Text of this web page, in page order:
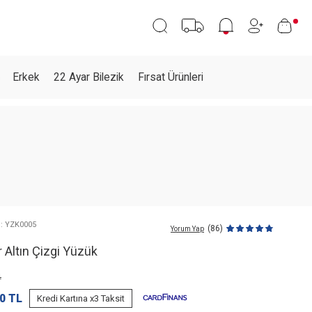
Erkek 22 Ayar Bilezik Fırsat Ürünleri
YZK0005 Yorum Yap (86)
Altın Çizgi Yüzük
TL Kredi Kartına x3 Taksit